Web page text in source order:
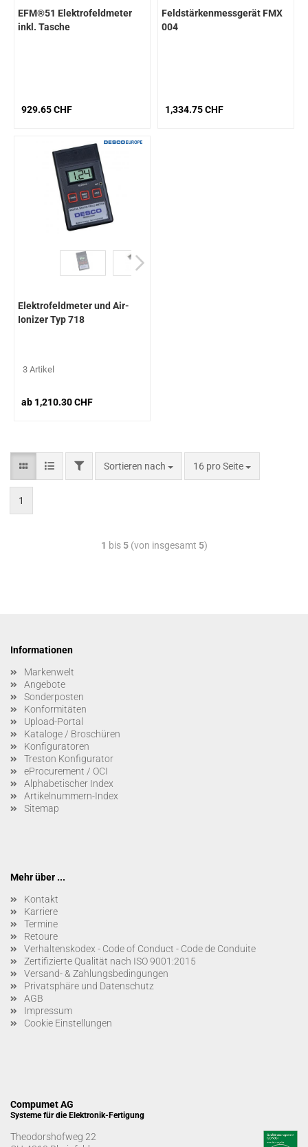
EFM®51 Elektrofeldmeter
inkl. Tasche
929.65 CHF
Feldstärkenmessgerät FMX
004
1,334.75 CHF
Elektrofeldmeter und Air-
Ionizer Typ 718
3 Artikel
ab 1,210.30 CHF
Sortieren nach 16 pro Seite
1
1 bis 5(von insgesamt 5)
Informationen
Markenwelt
Angebote
Sonderposten
Konformitäten
Upload-Portal
Kataloge / Broschüren
Konfiguratoren
Treston Konfigurator
eProcurement / OCI
Alphabetischer Index
Artikelnummern-Index
Sitemap
Mehr über ...
Kontakt
Karriere
Termine
Retoure
Verhaltenskodex - Code of Conduct - Code de Conduite
Zertifizierte Qualität nach ISO 9001:2015
Versand- & Zahlungsbedingungen
Privatsphäre und Datenschutz
AGB
Impressum
Cookie Einstellungen
Compumet AG
Systeme für die Elektronik-Fertigung
Theodorshofweg 22